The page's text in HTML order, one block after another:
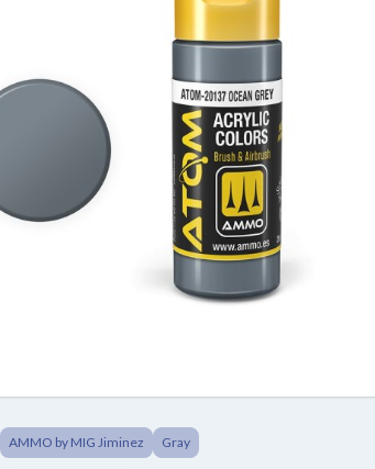
AMMO by MIG Jiminez Gray